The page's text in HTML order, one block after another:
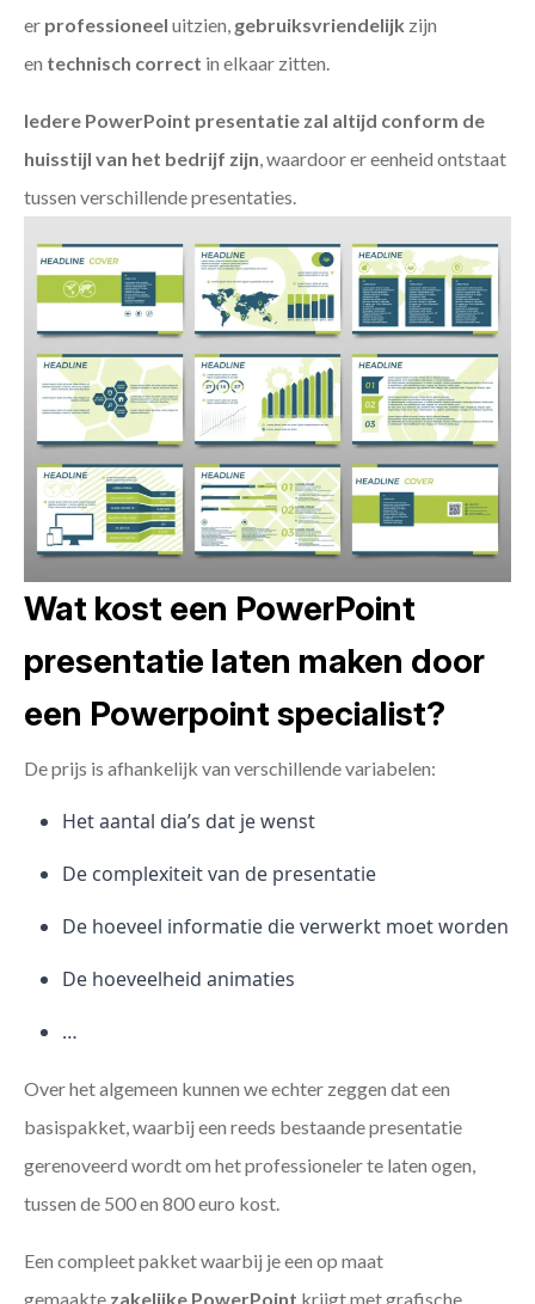
er professioneel uitzien, gebruiksvriendelijk zijn
en technisch correct in elkaar zitten.
Iedere PowerPoint presentatie zal altijd conform de
huisstijl van het bedrijf zijn, waardoor er eenheid ontstaat
tussen verschillende presentaties.
Wat kost een PowerPoint
presentatie laten maken door
een Powerpoint specialist?
De prijs is afhankelijk van verschillende variabelen:
Het aantal dia’s dat je wenst
De complexiteit van de presentatie
De hoeveel informatie die verwerkt moet worden
De hoeveelheid animaties
…
Over het algemeen kunnen we echter zeggen dat een
basispakket, waarbij een reeds bestaande presentatie
gerenoveerd wordt om het professioneler te laten ogen,
tussen de 500 en 800 euro kost.
Een compleet pakket waarbij je een op maat
gemaakte zakelijke PowerPoint krijgt met grafische